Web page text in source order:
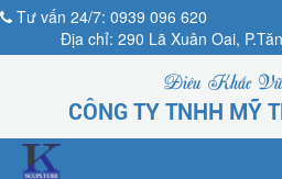
Tư vấn 24/7: 0939 096 620
Địa chỉ: 290 Lã Xuân Oai,
Điêu Khắc
CÔNG TY TNHH MỸ